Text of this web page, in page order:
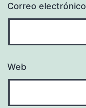
Correo electrónico
Web